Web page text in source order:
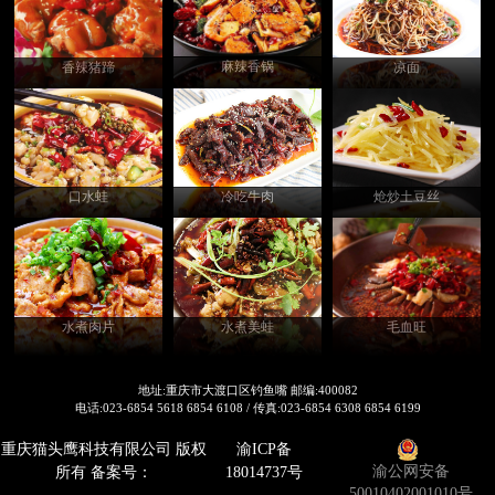
香辣猪蹄
口水蛙
水煮肉片
麻辣香锅
冷吃牛肉
水煮美蛙
凉面
炝炒土豆丝
毛血旺
地址:重庆市大渡口区钓鱼嘴 邮编:400082
电话:023-6854 5618 6854 6108 / 传真:023-6854 6308 6854 6199
重庆猫头鹰科技有限公司 版权
所有 备案号：
渝ICP备
18014737号
渝公网安备